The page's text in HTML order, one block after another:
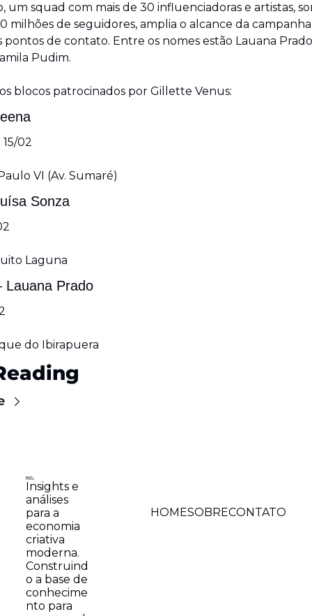
um squad com mais de 30 influenciadoras e artistas,
milhões de seguidores, amplia o alcance da
de contato. Entre os nomes estão Lauana
Pudim.
blocos patrocinados por Gillette Venus:
02
VI (Av. Sumaré)
Sonza
Laguna
Lauana Prado
do Ibirapuera
Insights e
análises
para a
economia
criativa
moderna.
Construind
o a base de
conhecime
nto para
HOMESOBRECONTATO